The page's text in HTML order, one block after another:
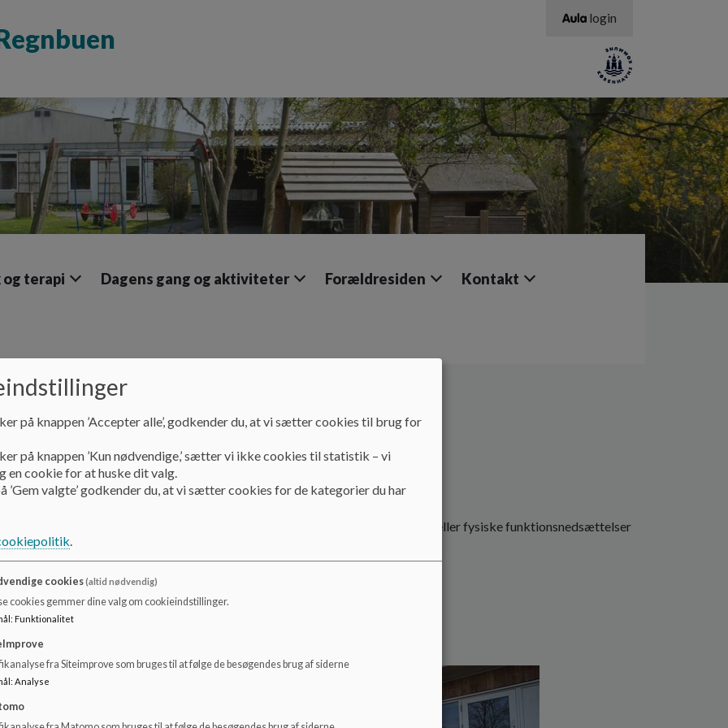
login
terapi Dagens gang og aktiviteter Forældresiden Kontakt
Klyngen Om Specialklyngen
Guldregn
Guldregn ligger på Lykkebovej 9 i Valby.
Guldregn er normeret til 30 børn mellem 0-6 år med varige psykiske og/eller fysiske funktionsnedsættelser
inklusive børn med autisme.
Guldregns børn er fordelt på 5 stuer.
Guldregn har gode rummelige ude- og indendørsarealer.
Du kan læse mere om Guldregn på deres hjemmeside
på knappen ’Accepter alle’, godkender du, at vi sætter cookies til brug for
på knappen ’Kun nødvendige,’ sætter vi ikke cookies til statistik – vi
en cookie for at huske dit valg.
’Gem valgte’ godkender du, at vi sætter cookies for de kategorier du har
.
cookies(altid nødvendig)
cookies gemmer dine valg om cookieindstillinger.
: Funktionalitet
fra Siteimprove som bruges til at følge de besøgendes brug af siderne
: Analyse